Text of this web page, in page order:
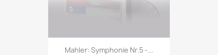
Mahler: Symphonie Nr.5 -...